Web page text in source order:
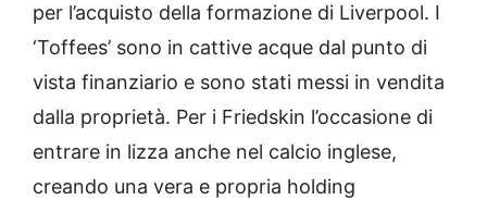
per l’acquisto della formazione di Liverpool. I
‘Toffees’ sono in cattive acque dal punto di
vista finanziario e sono stati messi in vendita
dalla proprietà. Per i Friedskin l’occasione di
entrare in lizza anche nel calcio inglese,
creando una vera e propria holding